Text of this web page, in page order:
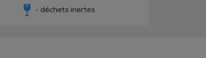
- déchets inertes